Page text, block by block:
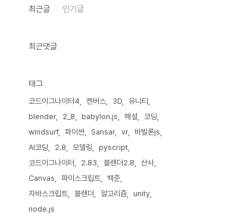
최근글 인기글
최근댓글
태그
코드이그나이터4 캔버스 3D
유니티
blender
2_8 babylon.js 해설
코딩
windsurf
파이썬 Sansar vr
바빌론js
AI코딩
2.8 모델링
pyscript
코드이그나이터
2.83 블렌더2.8
산사
Canvas
파이스크립트
백준
자바스크립트
블렌더 알고리즘
unity
node.js